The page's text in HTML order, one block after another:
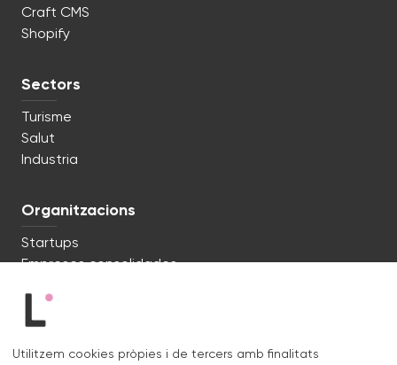
c/ Lluís Muntadas 8, 08035 Barcelona
Craft CMS
Shopify
Sectors
Turisme
Salut
Industria
Organitzacions
Startups
Empreses consolidades
Utilitzem cookies pròpies i de tercers amb finalitats